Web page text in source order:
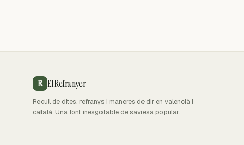
R El Refranyer
Recull de dites, refranys i maneres de dir en valencià i
català. Una font inesgotable de saviesa popular.